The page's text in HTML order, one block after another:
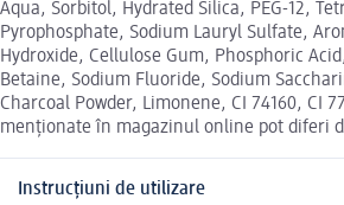
Aqua, Sorbitol, Hydrated Silica, PEG-12,
Pyrophosphate, Sodium Lauryl Sulfate,
Hydroxide, Cellulose Gum, Phosphoric
Betaine, Sodium Fluoride, Sodium
Charcoal Powder, Limonene, CI 74160, CI
menționate în magazinul online pot diferi
Instrucțiuni de utilizare